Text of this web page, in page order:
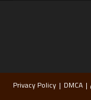
DMCA
Privacy Policy